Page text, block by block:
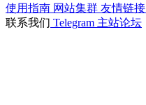
使用指南 网站集群 友情链接
联系我们 Telegram 主站论坛